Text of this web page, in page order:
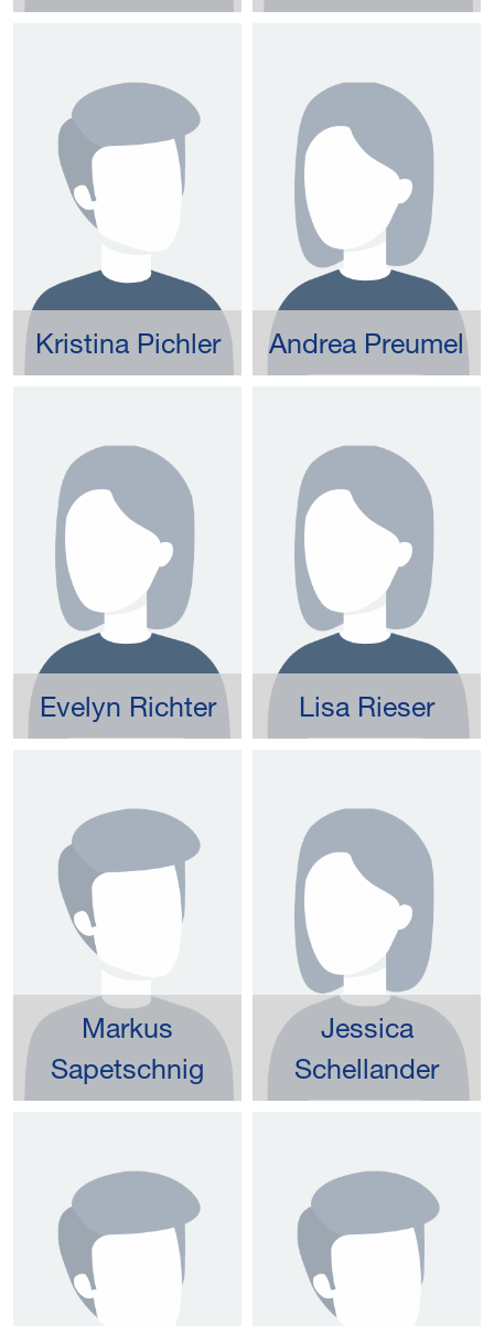
Kristina Pichler Andrea Preumel
Evelyn Richter Lisa Rieser
Markus
Sapetschnig
Jessica
Schellander